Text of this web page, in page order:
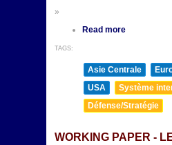
»
Read more
TAGS:
Asie Centrale
USA
Système
Défense/Stratégie
WORKING PAPER -